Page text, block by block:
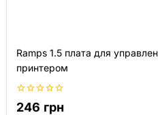
Ramps 1.5 плата для
принтером
0
из
246 грн